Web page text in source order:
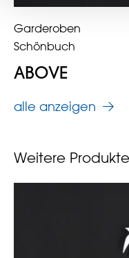
alle anzeigen
Garderoben
Schönbuch
ABOVE
Weitere